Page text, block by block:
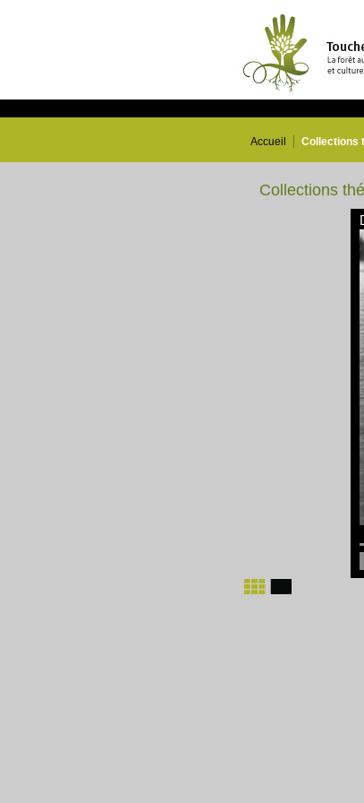
Accueil Collections
Collections